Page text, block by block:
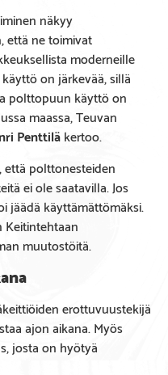
näkyy
että ne toimivat
moderneille
on järkevää, sillä
polttopuun käyttö on
maassa, Teuvan
Penttiläkertoo.
että polttonesteiden
ei ole saatavilla. Jos
jäädä käyttämättömäksi.
Keitintehtaan
muutostöitä.
erottuvuustekijä
ajon aikana. Myös
josta on hyötyä